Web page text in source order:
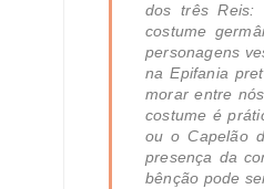
dos três Reis:
costume
personagens
na Epifania
morar entre
costume é
ou o Capelão
presença da
bênção pode